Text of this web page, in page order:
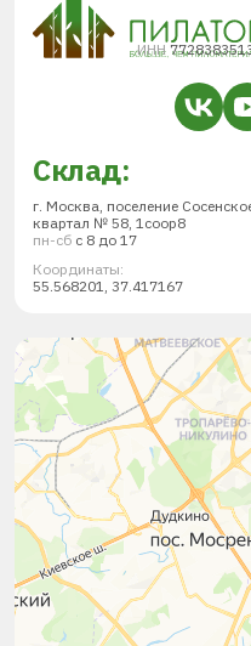
ИНН
Склад:
г. Москва, поселение
квартал № 58, 1соор8
пн-сб с 8 до 17
Координаты:
55.568201, 37.417167